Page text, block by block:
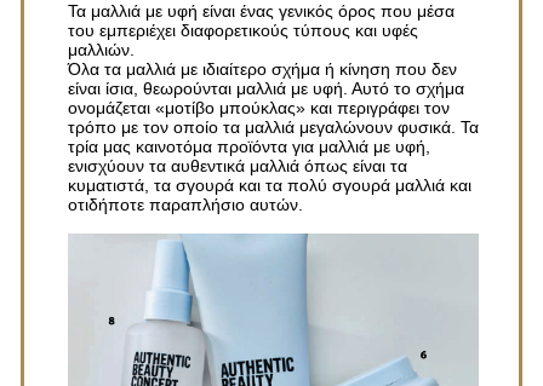
Τα μαλλιά με υφή είναι ένας γενικός όρος που μέσα
του εμπεριέχει διαφορετικούς τύπους και υφές
μαλλιών.
Όλα τα μαλλιά με ιδιαίτερο σχήμα ή κίνηση που δεν
είναι ίσια, θεωρούνται μαλλιά με υφή. Αυτό το σχήμα
ονομάζεται «μοτίβο μπούκλας» και περιγράφει τον
τρόπο με τον οποίο τα μαλλιά μεγαλώνουν φυσικά. Τα
τρία μας καινοτόμα προϊόντα για μαλλιά με υφή,
ενισχύουν τα αυθεντικά μαλλιά όπως είναι τα
κυματιστά, τα σγουρά και τα πολύ σγουρά μαλλιά και
οτιδήποτε παραπλήσιο αυτών.